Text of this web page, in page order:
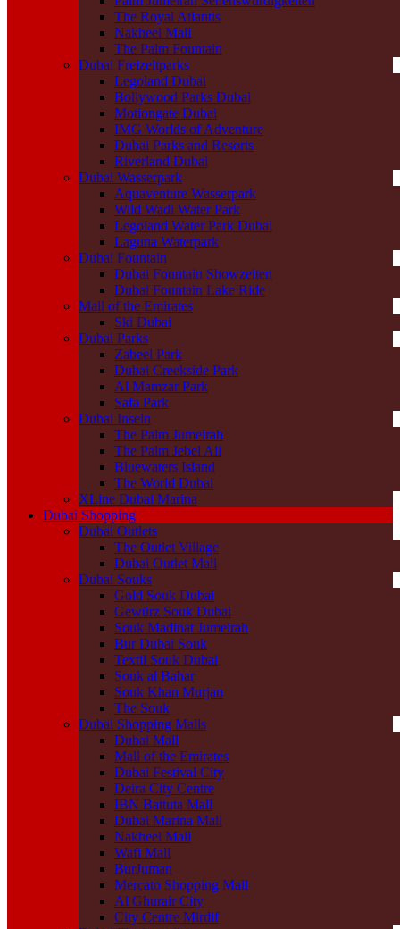
The Royal Atlantis
Nakheel Mall
The Palm Fountain
Dubai Freizeitparks
Legoland Dubai
Bollywood Parks Dubai
Motiongate Dubai
IMG Worlds of Adventure
Dubai Parks and Resorts
Riverland Dubai
Dubai Wasserpark
Aquaventure Wasserpark
Wild Wadi Water Park
Legoland Water Park Dubai
Laguna Waterpark
Dubai Fountain
Dubai Fountain Showzeiten
Dubai Fountain Lake Ride
Mall of the Emirates
Ski Dubai
Dubai Parks
Zabeel Park
Dubai Creekside Park
Al Mamzar Park
Safa Park
Dubai Inseln
The Palm Jumeirah
The Palm Jebel Ali
Bluewaters Island
The World Dubai
XLine Dubai Marina
Dubai Shopping
Dubai Outlets
The Outlet Village
Dubai Outlet Mall
Dubai Souks
Gold Souk Dubai
Gewürz Souk Dubai
Souk Madinat Jumeirah
Bur Dubai Souk
Textil Souk Dubai
Souk al Bahar
Souk Khan Murjan
The Souk
Dubai Shopping Malls
Dubai Mall
Mall of the Emirates
Dubai Festival City
Deira City Centre
IBN Battuta Mall
Dubai Marina Mall
Nakheel Mall
Wafi Mall
BurJuman
Mercato Shopping Mall
Al Ghurair City
City Centre Mirdif